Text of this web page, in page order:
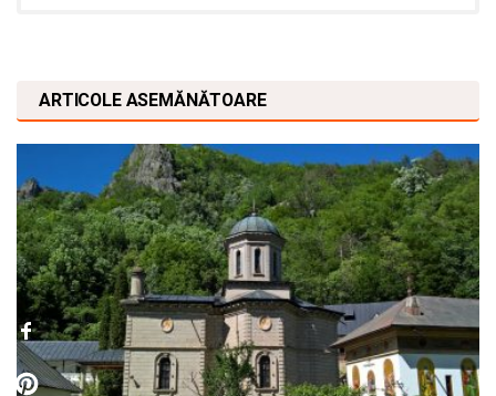
ARTICOLE ASEMĂNĂTOARE